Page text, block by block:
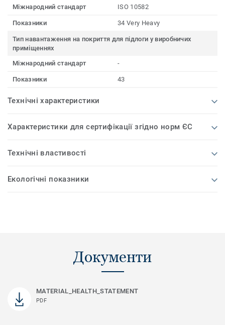
Міжнародний стандарт
ISO 10582
Показники 34 Very Heavy
Тип навантаження на покриття для підлоги у виробничих
приміщеннях
Міжнародний стандарт
-
Показники 43
Технічні характеристики
Характеристики для сертифікації згідно норм ЄС
Технічні властивості
Екологічні показники
Документи
MATERIAL_HEALTH_STATEMENT
PDF